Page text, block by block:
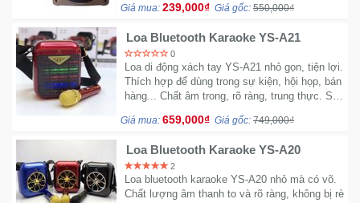
Giá mua: 239,000₫ Giá gốc: 550,000₫
Loa Bluetooth Karaoke YS-A21
0
Loa di động xách tay YS-A21 nhỏ gọn, tiện lợi.
Thích hợp để dùng trong sự kiện, hội họp, bán
hàng... Chất âm trong, rõ ràng, trung thực. Sản
thông.
Giá mua: 659,000₫ Giá gốc: 749,000₫
Loa Bluetooth Karaoke YS-A20
2
Loa bluetooth karaoke YS-A20 nhỏ mà có võ.
Chất lượng âm thanh to và rõ ràng, không bị rè